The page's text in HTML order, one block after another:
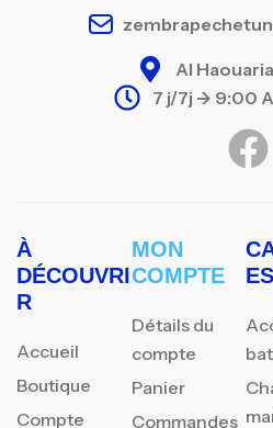
Al
7 j/7j -> 9:00
À
DÉCOUVRI
R
Accueil
Boutique
Compte
MON
COMPTE
Détails du
compte
Panier
Commandes
ES